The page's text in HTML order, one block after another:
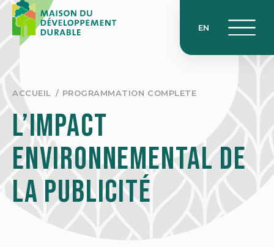
Skip
content
EN
ACCUEIL PROGRAMMATION COMPLETE
L’impact
environnemental de
la publicité